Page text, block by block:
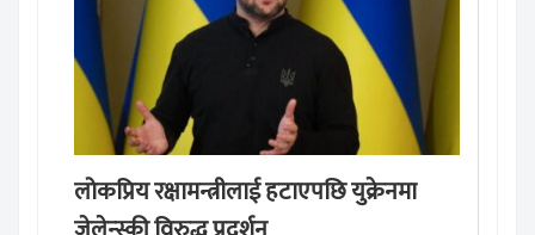
लोकप्रिय रक्षामन्त्रीलाई हटाएपछि युक्रेनमा